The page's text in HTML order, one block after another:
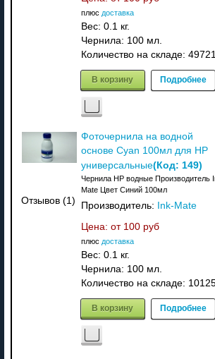
плюс доставка
Вес: 0.1 кг.
Чернила: 100 мл.
Количество на складе:
В корзину Подробнее
Отзывов (1)
Фоточернила на водной
основе Cyan 100мл для HP
универсальные(Код: 149)
Чернила HP водные Производитель
Mate Цвет Синий 100мл
Производитель:
Ink-Mate
Цена: от 100 руб
плюс доставка
Вес: 0.1 кг.
Чернила: 100 мл.
Количество на складе:
В корзину Подробнее